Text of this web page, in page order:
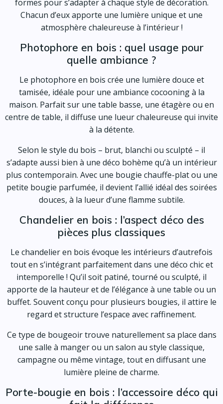
formes pour s’adapter à chaque style de décoration.
Chacun d’eux apporte une lumière unique et une
atmosphère chaleureuse à l’intérieur !
Photophore en bois : quel usage pour
quelle ambiance ?
Le photophore en bois crée une lumière douce et
tamisée, idéale pour une ambiance cocooning à la
maison. Parfait sur une table basse, une étagère ou en
centre de table, il diffuse une lueur chaleureuse qui invite
à la détente.
Selon le style du bois – brut, blanchi ou sculpté – il
s’adapte aussi bien à une déco bohème qu’à un intérieur
plus contemporain. Avec une bougie chauffe-plat ou une
petite bougie parfumée, il devient l’allié idéal des soirées
douces, à la lueur d’une flamme subtile.
Chandelier en bois : l’aspect déco des
pièces plus classiques
Le chandelier en bois évoque les intérieurs d’autrefois
tout en s’intégrant parfaitement dans une déco chic et
intemporelle ! Qu’il soit patiné, tourné ou sculpté, il
apporte de la hauteur et de l’élégance à une table ou un
buffet. Souvent conçu pour plusieurs bougies, il attire le
regard et structure l’espace avec raffinement.
Ce type de bougeoir trouve naturellement sa place dans
une salle à manger ou un salon au style classique,
campagne ou même vintage, tout en diffusant une
lumière pleine de charme.
Porte-bougie en bois : l’accessoire déco qui